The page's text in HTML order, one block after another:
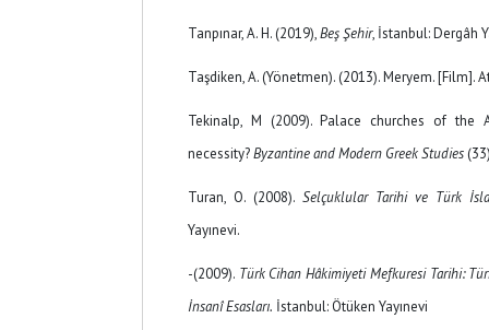
Tanpınar, A. H. (2019),Beş Şehir, İstanbul: Dergâh
Taşdiken, A. (Yönetmen). (2013). Meryem. [Film].
Tekinalp, M (2009). Palace churches of the
necessity?Byzantine and Modern Greek Studies
Turan, O. (2008). Selçuklular Tarihi ve Türk
Yayınevi.
-(2009). Türk Cihan Hâkimiyeti Mefkuresi Tarihi:
İnsanî Esasları. İstanbul: Ötüken Yayınevi